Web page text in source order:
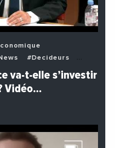
#Decideurs
#Economie
va-t-elle s’investir
Vidéo…